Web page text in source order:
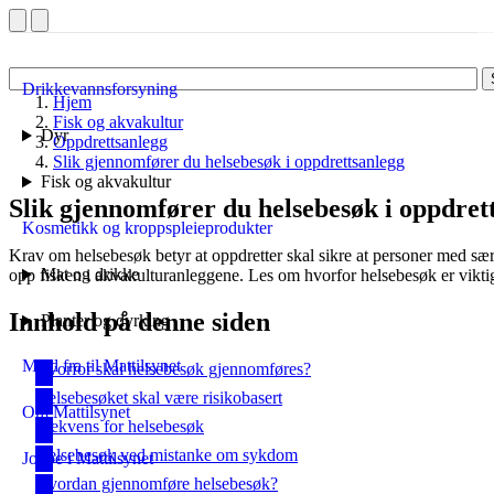
Drikkevannsforsyning
Dyr
Fisk og akvakultur
Kosmetikk og kroppspleieprodukter
Mat og drikke
Planter og dyrking
Meld fra til Mattilsynet
Om Mattilsynet
Jobbe i Mattilsynet
Hjem
Fisk og akvakultur
Oppdrettsanlegg
Slik gjennomfører du helsebesøk i oppdrettsanlegg
Slik gjennomfører du helsebesøk i
Krav om helsebesøk betyr at oppdretter skal sikre at personer med
opp fisken i akvakulturanleggene. Les om hvorfor helsebesøk er
Innhold på denne siden
Hvorfor skal helsebesøk gjennomføres?
Helsebesøket skal være risikobasert
Frekvens for helsebesøk
Helsebesøk ved mistanke om sykdom
Hvordan gjennomføre helsebesøk?